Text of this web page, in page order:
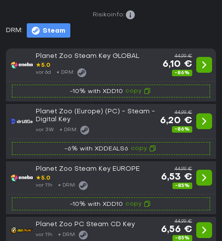
DRM: Steam
Risikoinfo:
Planet Zoo Steam Key GLOBAL
★5.0
vor 6d DRM:
44,99 €
6,10 €
-86%
-10% with XDD10 copy
Planet Zoo (Europe) (PC) - Steam -
Digital Key
vor 3W DRM:
44,99 €
6,20 €
-86%
-6% with XDDEALS6 copy
Planet Zoo Steam Key EUROPE
★5.0
vor 11h DRM:
44,99 €
6,53 €
-85%
-10% with XDD10 copy
Planet Zoo PC Steam CD Key
vor 11h DRM:
44,99 €
6,56 €
-85%